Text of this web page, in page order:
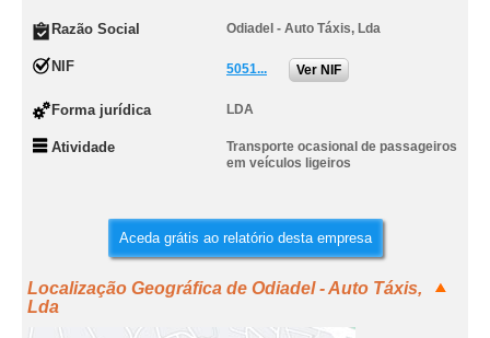
Razão Social Odiadel - Auto Táxis, Lda
NIF 5051... Ver NIF
Forma jurídica LDA
Atividade
Transporte ocasional de passageiros
em veículos ligeiros
Aceda grátis ao relatório desta empresa
Localização Geográfica de Odiadel - Auto Táxis,
Lda